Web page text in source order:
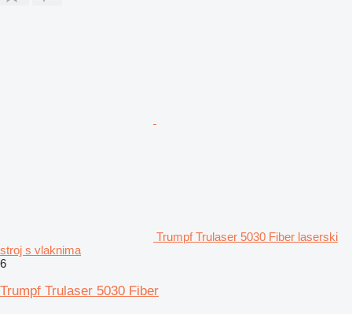
Trumpf Trulaser 5030 Fiber laserski
stroj s vlaknima
6
Trumpf Trulaser 5030 Fiber